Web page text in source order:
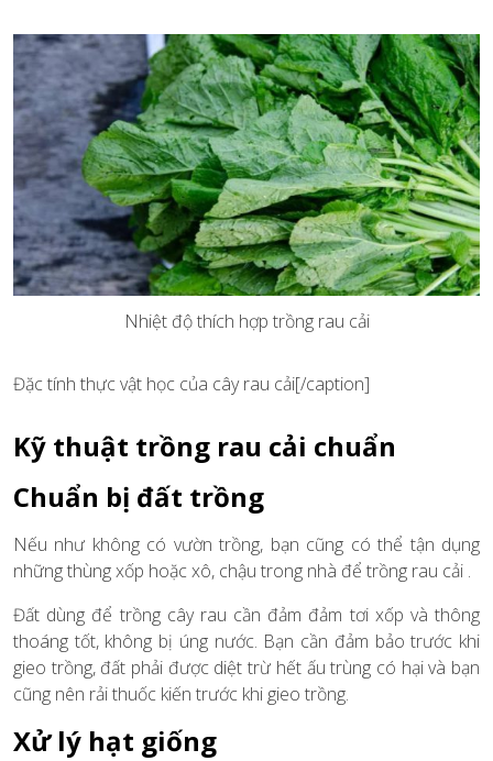
Nhiệt độ thích hợp trồng rau cải
Đặc tính thực vật học của cây rau cải[/caption]
Kỹ thuật trồng rau cải chuẩn
Chuẩn bị đất trồng
Nếu như không có vườn trồng, bạn cũng có thể tận dụng
những thùng xốp hoặc xô, chậu trong nhà để trồng rau cải .
Đất dùng để trồng cây rau cần đảm đảm tơi xốp và thông
thoáng tốt, không bị úng nước. Bạn cần đảm bảo trước khi
gieo trồng, đất phải được diệt trừ hết ấu trùng có hại và bạn
cũng nên rải thuốc kiến trước khi gieo trồng.
Xử lý hạt giống